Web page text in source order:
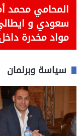
المحامي محمد
سعودي و
مواد مخدرة
سياسة وبرلمان